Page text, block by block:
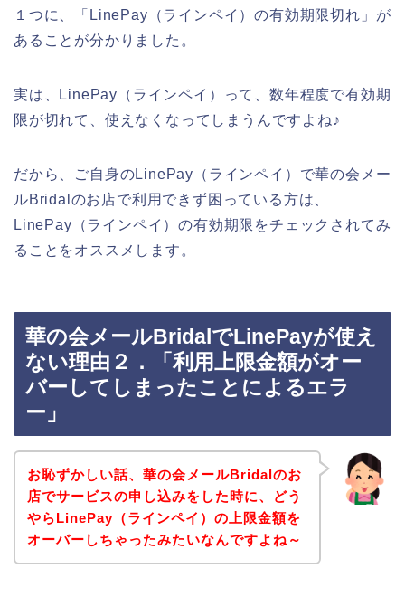
１つに、「LinePay（ラインペイ）の有効期限切れ」が
あることが分かりました。
実は、LinePay（ラインペイ）って、数年程度で有効期
限が切れて、使えなくなってしまうんですよね♪
だから、ご自身のLinePay（ラインペイ）で華の会メー
ルBridalのお店で利用できず困っている方は、
LinePay（ラインペイ）の有効期限をチェックされてみ
ることをオススメします。
華の会メールBridalでLinePayが使え
ない理由２．「利用上限金額がオー
バーしてしまったことによるエラ
ー」
お恥ずかしい話、華の会メールBridalのお
店でサービスの申し込みをした時に、どう
やらLinePay（ラインペイ）の上限金額を
オーバーしちゃったみたいなんですよね～